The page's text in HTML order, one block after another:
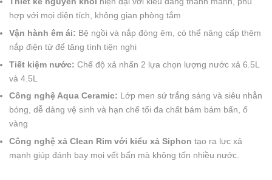
hợp với mọi diện tích, không gian phòng tắm
Vận hành êm ái: Bệ ngồi và nắp đóng êm, có thể nâng cấp thêm
nắp điện tử để tăng tính tiện nghi
Tiết kiệm nước: Chế độ xả nhấn 2 lựa chọn lượng nước xả 6.5L
và 4.5L
Công nghệ Aqua Ceramic: Lớp men sứ trắng sáng và siêu nhẵn
bóng, dễ dàng vệ sinh và hạn chế tối đa chất bám bám bẩn, ố
vàng
Công nghệ xả Clean Rim với kiểu xả Siphon tạo ra lực xả
mạnh giúp đánh bay mọi vết bẩn mà không tốn nhiều nước.